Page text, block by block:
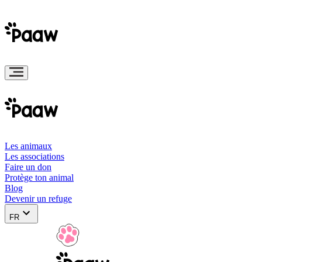
Les animaux
Les associations
Faire un don
Protège ton animal
Blog
Devenir un refuge
FR